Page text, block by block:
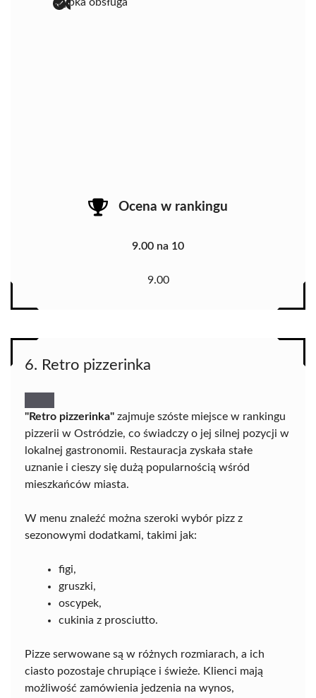
szybka obsługa
Ocena w rankingu
9.00 na 10
9.00
6. Retro pizzerinka
"Retro pizzerinka" zajmuje szóste miejsce w rankingu
pizzerii w Ostródzie, co świadczy o jej silnej pozycji w
lokalnej gastronomii. Restauracja zyskała stałe
uznanie i cieszy się dużą popularnością wśród
mieszkańców miasta.
W menu znaleźć można szeroki wybór pizz z
sezonowymi dodatkami, takimi jak:
figi,
gruszki,
oscypek,
cukinia z prosciutto.
Pizze serwowane są w różnych rozmiarach, a ich
ciasto pozostaje chrupiące i świeże. Klienci mają
możliwość zamówienia jedzenia na wynos,